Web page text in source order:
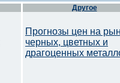
Другое
Прогнозы цен на
черных, цветных и
драгоценных